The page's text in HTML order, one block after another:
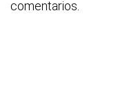
comentarios.